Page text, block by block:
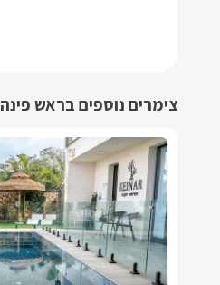
צימרים נוספים בראש פינה